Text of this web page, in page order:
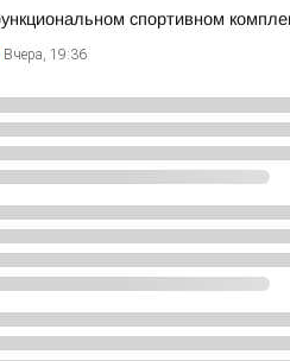
спортивном
Вчера, 19:36